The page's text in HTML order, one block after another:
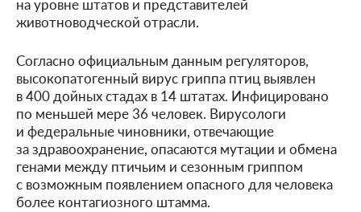
на уровне штатов и представителей
животноводческой отрасли.
Согласно официальным данным регуляторов,
высокопатогенный вирус гриппа птиц выявлен
в 400 дойных стадах в 14 штатах. Инфицировано
по меньшей мере 36 человек. Вирусологи
и федеральные чиновники, отвечающие
за здравоохранение, опасаются мутации и обмена
генами между птичьим и сезонным гриппом
с возможным появлением опасного для человека
более контагиозного штамма.